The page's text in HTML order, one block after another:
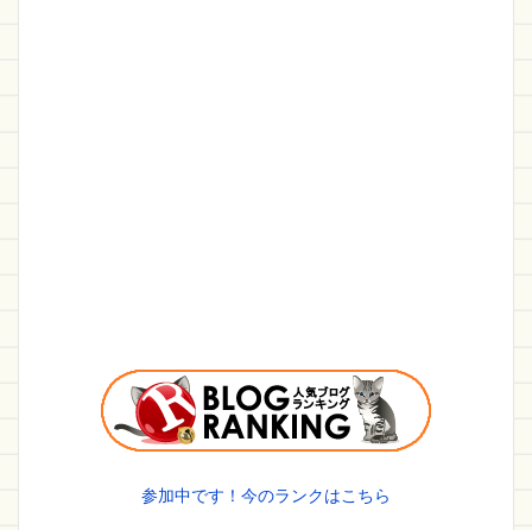
参加中です！今のランクはこちら